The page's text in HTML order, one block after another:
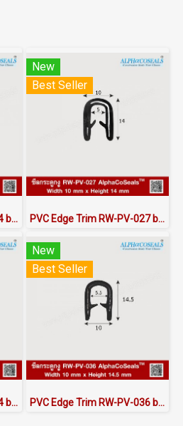
PVC Edge Trim RW-PV-034 by AlphaCoSeals™
New
Best Seller
PVC Edge Trim RW-PV-027 by AlphaCoSeals™
PVC Edge Trim RW-PV-044 by AlphaCoSeals™
New
Best Seller
PVC Edge Trim RW-PV-036 by AlphaCoSeals™